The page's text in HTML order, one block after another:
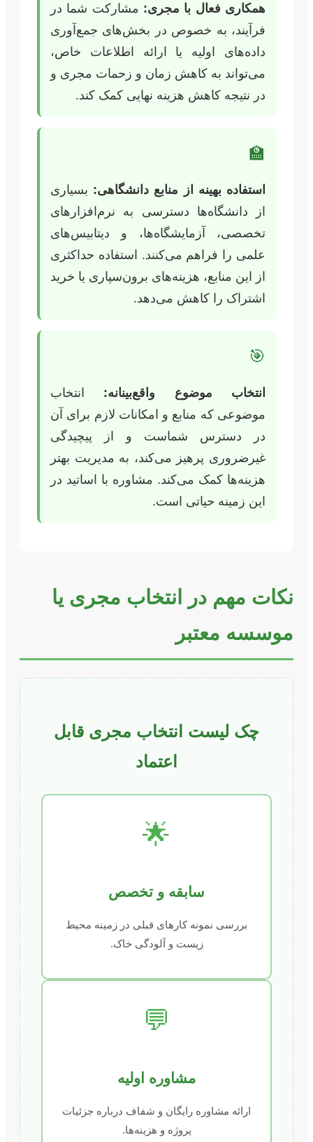
همکاری فعال با مجری: مشارکت شما در
فرآیند، به خصوص در بخش‌های جمع‌آوری
داده‌های اولیه یا ارائه اطلاعات خاص،
می‌تواند به کاهش زمان و زحمات مجری و
در نتیجه کاهش هزینه نهایی کمک کند.
🏫
استفاده بهینه از منابع دانشگاهی: بسیاری
از دانشگاه‌ها دسترسی به نرم‌افزارهای
تخصصی، آزمایشگاه‌ها، و دیتابیس‌های
علمی را فراهم می‌کنند. استفاده حداکثری
از این منابع، هزینه‌های برون‌سپاری یا خرید
اشتراک را کاهش می‌دهد.
🎯
انتخاب موضوع واقع‌بینانه: انتخاب
موضوعی که منابع و امکانات لازم برای آن
در دسترس شماست و از پیچیدگی
غیرضروری پرهیز می‌کند، به مدیریت بهتر
هزینه‌ها کمک می‌کند. مشاوره با اساتید در
این زمینه حیاتی است.
نکات مهم در انتخاب مجری یا
موسسه معتبر
چک لیست انتخاب مجری قابل
اعتماد
🌟
سابقه و تخصص
بررسی نمونه کارهای قبلی در زمینه محیط
زیست و آلودگی خاک.
💬
مشاوره اولیه
ارائه مشاوره رایگان و شفاف درباره جزئیات
پروژه و هزینه‌ها.